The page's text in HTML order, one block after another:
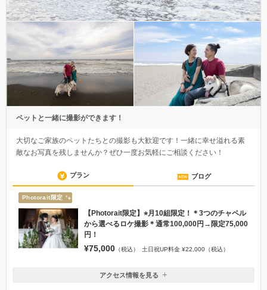
ペットと一緒に撮影ができます！
大切なご家族のペットたちとの撮影も大歓迎です！一緒に幸せ溢れる素
敵なお写真を残しませんか？ぜひ一度お気軽にご相談ください！
プラン ブログ
Photorait限定
【Photorait限定】⭐︎月10組限定！＊3つのチャペル
から選べるロケ撮影＊通常100,000円→限定75,000
円！
¥75,000 （税込） 土日祝UP料金 ¥22,000（税込）
アクセス情報を見る